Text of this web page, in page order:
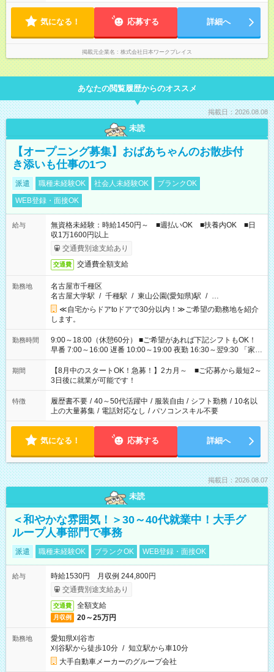
気になる！ 応募する 詳細へ
掲載元企業名 株式会社日本ワークプレイス
あなたの閲覧履歴からのオススメ
掲載日：2026.08.08
未読
【オープニング募集】おばあちゃんのお散歩付
き添いも仕事の1つ
派遣 職種未経験OK 社会人未経験OK
ブランクOK
WEB登録・面接OK
給与
無資格未経験：時給1450円～ ■週払いOK ■扶養内OK ■日
収1万1600円以上
交通費別途支給あり
交通費 交通費全額支給
勤務地
名古屋市千種区
名古屋大学駅 / 千種駅 / 東山公園(愛知県)駅 / …
≪自宅からドアtoドアで30分以内！≫ご希望の勤務地を紹介
します。
勤務時間
9:00～18:00（休憩60分） ■ご希望があれば下記シフトもOK！
早番 7:00～16:00 遅番 10:00～19:00 夜勤 16:30～翌9:30 「家族
と休みを合わせたい」 「余裕を持って夕飯の準備がしたい」
「できれば残業はしたくない」 など、ご希望を教えてください
ね。 ※Wワーク希望の方へ 今ご覧のお仕事で希望する勤務時間
と、もう1つのお仕事の勤務時間。 合計で週40時間を超える場
合は応募できません。
期間
【8月中のスタートOK！急募！】2カ月～ ■ご応募から最短2～
3日後に就業が可能です！
特徴 履歴書不要 / 40～50代活躍中 / 服装自由 / シフト勤務 / 10名以
上の大量募集 / 電話対応なし / パソコンスキル不要
気になる！ 応募する 詳細へ
掲載日：2026.08.07
未読
＜和やかな雰囲気！＞30～40代就業中！大手グ
ループ人事部門で事務
派遣 職種未経験OK ブランクOK WEB登録・面接OK
給与
時給1530円 月収例 244,800円
交通費別途支給あり
交通費 全額支給
月収例 20～25万円
勤務地
愛知県刈谷市
刈谷駅から徒歩10分 / 知立駅から車10分
大手自動車メーカーのグループ会社